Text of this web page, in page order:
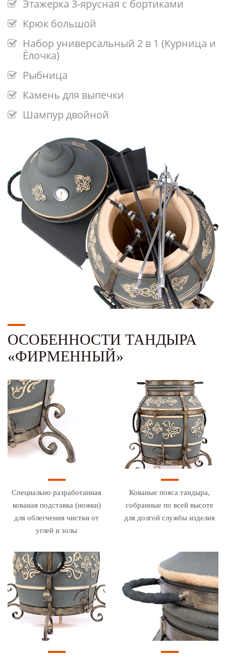
Этажерка 3-ярусная с бортиками
Крюк большой
Набор универсальный 2 в 1 (Курница и
Ёлочка)
Рыбница
Камень для выпечки
Шампур двойной
ОСОБЕННОСТИ ТАНДЫРА
«ФИРМЕННЫЙ»
Специально разработанная
кованая подставка (ножки)
для облегчения чистки от
углей и золы
Кованые пояса тандыра,
собранные по всей высоте
для долгой службы изделия